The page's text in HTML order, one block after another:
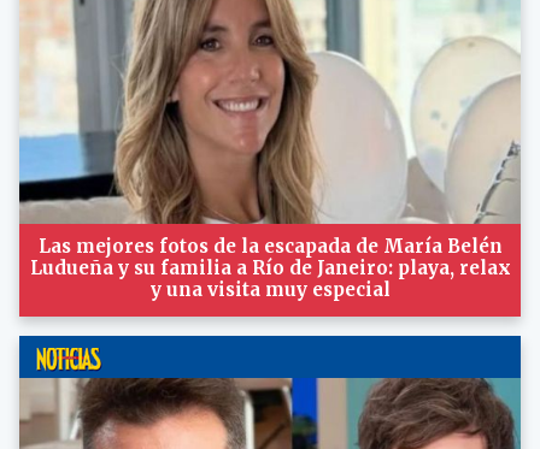
Las mejores fotos de la escapada de María Belén
Ludueña y su familia a Río de Janeiro: playa, relax
y una visita muy especial